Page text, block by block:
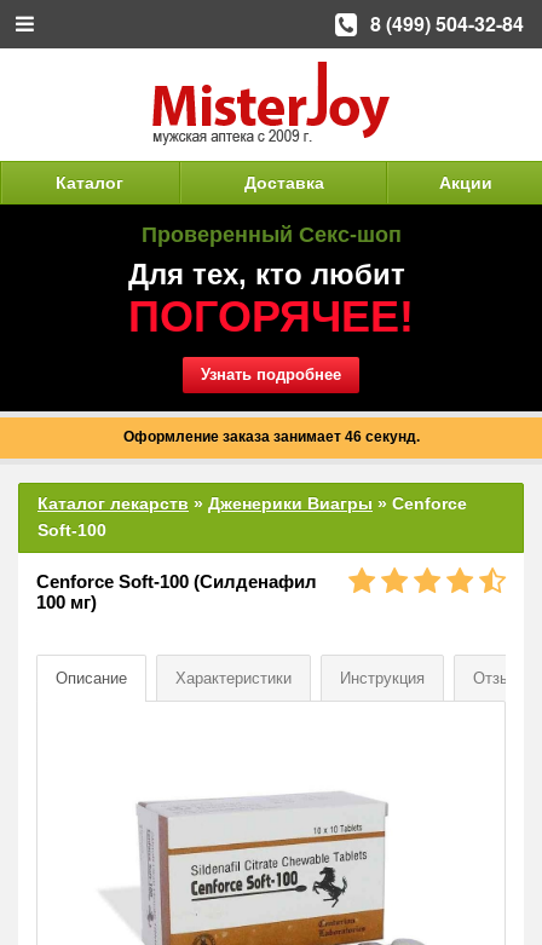
Каталог Доставка Акции
Проверенный Секс-шоп
Для тех, кто любит
ПОГОРЯЧЕЕ!
Узнать подробнее
Оформление заказа занимает 46 секунд.
Каталог лекарств » Дженерики Виагры » Cenforce
Soft-100
Cenforce Soft-100 (Силденафил
100 мг)
Описание Характеристики Инструкция Отзывы
8 (499) 504-32-84